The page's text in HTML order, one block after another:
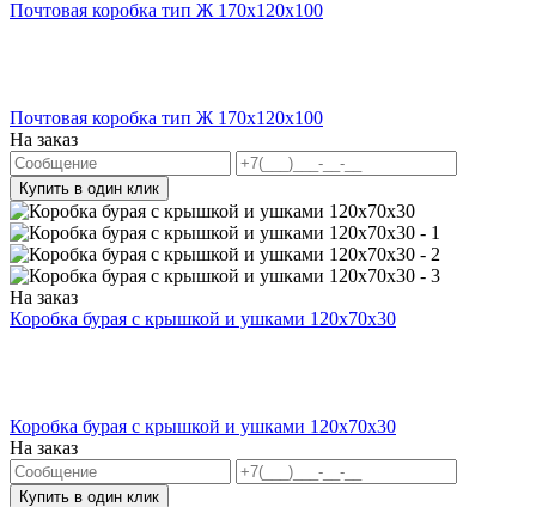
Почтовая коробка тип Ж 170х120х100
Почтовая коробка тип Ж 170х120х100
На заказ
Купить в один клик
На заказ
Коробка бурая с крышкой и ушками 120x70x30
Коробка бурая с крышкой и ушками 120x70x30
На заказ
Купить в один клик